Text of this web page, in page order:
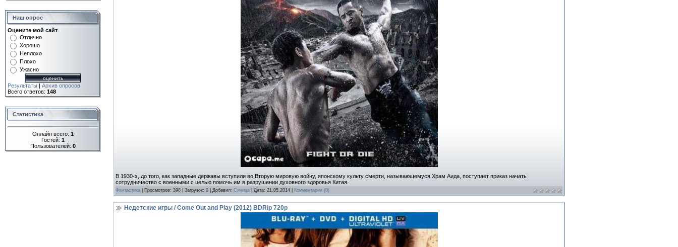
Наш опрос
Оцените мой сайт
Отлично
Хорошо
Неплохо
Плохо
Ужасно
Результаты | Архив опросов
Всего ответов: 148
Статистика
Онлайн всего: 1
Гостей: 1
Пользователей: 0
В 1930-х, до того, как западные державы вступили во Вторую мировую войну, японскому культу смерти, называющемуся Храм Аида, поступает приказ начать
сотрудничество с военными с целью помочь им в разрушении духовного здоровья Китая.
Фантастика | Просмотров: 398 | Загрузок: 0 | Добавил: Синица | Дата: 21.05.2014 Комментарии (0)
Недетские игры / Come Out and Play (2012) BDRip 720p